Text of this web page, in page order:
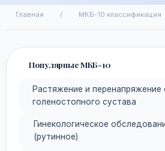
Главная / МКБ-10 классификация
Популярные МКБ-10
Растяжение и перенапряжение
голеностопного сустава
Гинекологическое
(рутинное)